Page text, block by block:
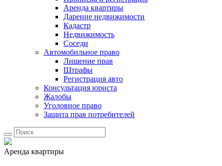
Аренда квартиры
Дарение недвижимости
Кадастр
Недвижимость
Соседи
Автомобильное право
Лишение прав
Штрафы
Регистрация авто
Консультация юриста
Жалобы
Уголовное право
Защита прав потребителей
Аренда квартиры